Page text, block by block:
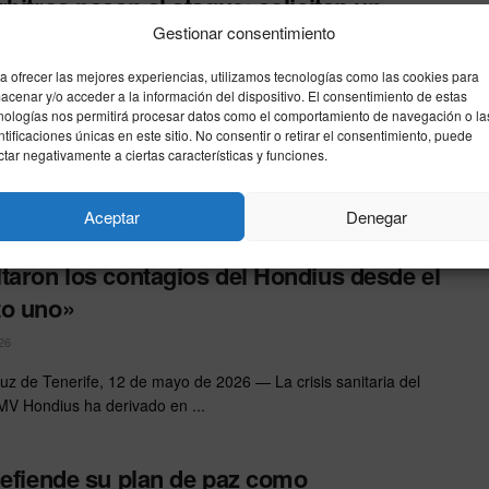
Gestionar consentimiento
ofrecer las mejores experiencias, utilizamos tecnologías como las cookies para
y/o acceder a la información del dispositivo. El consentimiento de estas
nos permitirá procesar datos como el comportamiento de navegación o
únicas en este sitio. No consentir o retirar el consentimiento, puede
negativamente a ciertas características y funciones.
Aceptar Denegar
disciplinario contra Florentino
– El estamento arbitral español ha dicho basta. En un
sin precedentes, el sindicato de árbitros ha presentado ...
estalla contra el Gobierno central:
los contagios del Hondius desde el
uno»
de Tenerife, 12 de mayo de 2026 — La crisis sanitaria del
Hondius ha derivado en ...
su plan de paz como